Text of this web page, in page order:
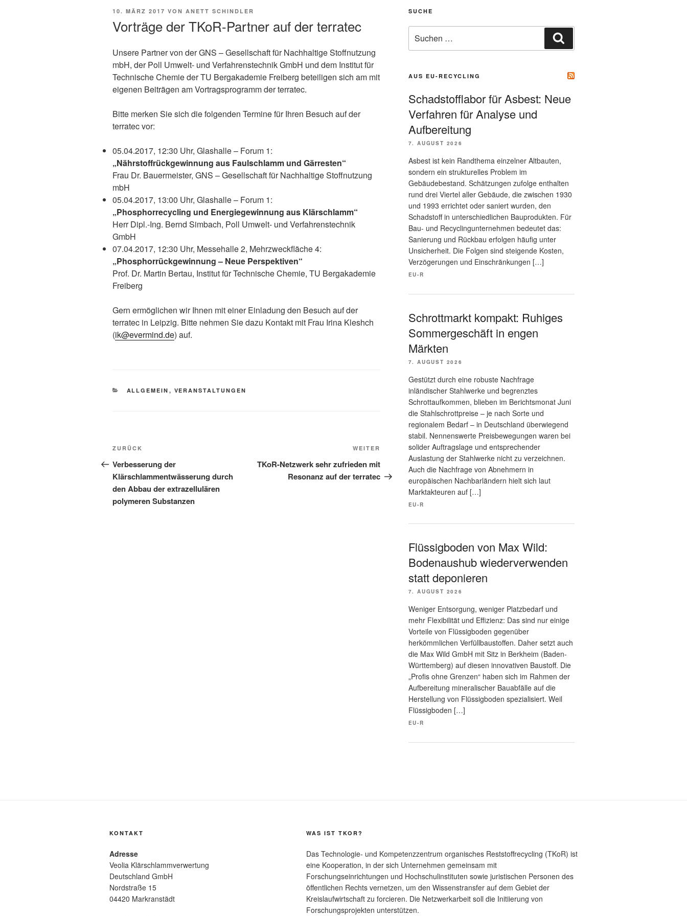
VERÖFFENTLICHT
10. MÄRZ 2017 VON ANETT SCHINDLER
Vorträge der TKoR-Partner auf der terratec
Unsere Partner von der GNS – Gesellschaft für Nachhaltige Stoffnutzung
mbH, der Poll Umwelt- und Verfahrenstechnik GmbH und dem Institut für
Technische Chemie der TU Bergakademie Freiberg beteiligen sich am mit
eigenen Beiträgen am Vortragsprogramm der terratec.
Bitte merken Sie sich die folgenden Termine für Ihren Besuch auf der
terratec vor:
05.04.2017, 12:30 Uhr, Glashalle – Forum 1:
„Nährstoffrückgewinnung aus Faulschlamm und Gärresten“
Frau Dr. Bauermeister, GNS – Gesellschaft für Nachhaltige Stoffnutzung
mbH
05.04.2017, 13:00 Uhr, Glashalle – Forum 1:
„Phosphorrecycling und Energiegewinnung aus Klärschlamm“
Herr Dipl.-Ing. Bernd Simbach, Poll Umwelt- und Verfahrenstechnik
GmbH
07.04.2017, 12:30 Uhr, Messehalle 2, Mehrzweckfläche 4:
„Phosphorrückgewinnung – Neue Perspektiven“
Prof. Dr. Martin Bertau, Institut für Technische Chemie, TU Bergakademie
Freiberg
Gern ermöglichen wir Ihnen mit einer Einladung den Besuch auf der
terratec in Leipzig. Bitte nehmen Sie dazu Kontakt mit Frau Irina Kleshch
(ik@evermind.de) auf.
KATEGORIEN
ALLGEMEIN , VERANSTALTUNGEN
Beitragsnavigation
Vorheriger
Beitrag
ZURÜCK
Verbesserung der
Klärschlammentwässerung durch
den Abbau der extrazellulären
polymeren Substanzen
Nächster
Beitrag
WEITER
TKoR-Netzwerk sehr zufrieden mit
Resonanz auf der terratec
SUCHE
nach:
AUS EU-RECYCLING
Schadstofflabor für Asbest: Neue
Verfahren für Analyse und
Aufbereitung
7. AUGUST 2026
Asbest ist kein Randthema einzelner Altbauten,
sondern ein strukturelles Problem im
Gebäudebestand. Schätzungen zufolge enthalten
rund drei Viertel aller Gebäude, die zwischen 1930
und 1993 errichtet oder saniert wurden, den
Schadstoff in unterschiedlichen Bauprodukten. Für
Bau- und Recyclingunternehmen bedeutet das:
Sanierung und Rückbau erfolgen häufig unter
Unsicherheit. Die Folgen sind steigende Kosten,
Verzögerungen und Einschränkungen […]
EU-R
Schrottmarkt kompakt: Ruhiges
Sommergeschäft in engen
Märkten
7. AUGUST 2026
Gestützt durch eine robuste Nachfrage
inländischer Stahlwerke und begrenztes
Schrottaufkommen, blieben im Berichtsmonat Juni
die Stahlschrottpreise – je nach Sorte und
regionalem Bedarf – in Deutschland überwiegend
stabil. Nennenswerte Preisbewegungen waren bei
solider Auftragslage und entsprechender
Auslastung der Stahlwerke nicht zu verzeichnen.
Auch die Nachfrage von Abnehmern in
europäischen Nachbarländern hielt sich laut
Marktakteuren auf […]
EU-R
Flüssigboden von Max Wild:
Bodenaushub wiederverwenden
statt deponieren
7. AUGUST 2026
Weniger Entsorgung, weniger Platzbedarf und
mehr Flexibilität und Effizienz: Das sind nur einige
Vorteile von Flüssigboden gegenüber
herkömmlichen Verfüllbaustoffen. Daher setzt auch
die Max Wild GmbH mit Sitz in Berkheim (Baden-
Württemberg) auf diesen innovativen Baustoff. Die
„Profis ohne Grenzen“ haben sich im Rahmen der
Aufbereitung mineralischer Bauabfälle auf die
Herstellung von Flüssigboden spezialisiert. Weil
Flüssigboden […]
EU-R
KONTAKT
Adresse
Veolia Klärschlammverwertung
Deutschland GmbH
Nordstraße 15
04420 Markranstädt
WAS IST TKOR?
Das Technologie- und Kompetenzzentrum organisches Reststoffrecycling (TKoR) ist
eine Kooperation, in der sich Unternehmen gemeinsam mit
Forschungseinrichtungen und Hochschulinstituten sowie juristischen Personen des
öffentlichen Rechts vernetzen, um den Wissenstransfer auf dem Gebiet der
Kreislaufwirtschaft zu forcieren. Die Netzwerkarbeit soll die Initiierung von
Forschungsprojekten unterstützen.